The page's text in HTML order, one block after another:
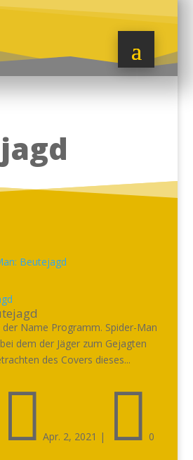
der Name Programm. Spider-Man
dem der Jäger zum Gejagten
des Covers dieses...
 Apr. 2, 2021 |  0